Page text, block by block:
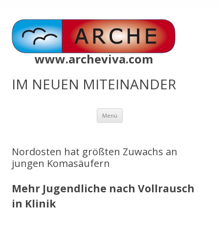
www.archeviva.com
IM NEUEN MITEINANDER
Menü Zum
springen
Nordosten hat größten Zuwachs an
jungen Komasäufern
Mehr Jugendliche nach Vollrausch
in Klinik